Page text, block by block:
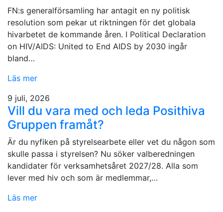
FN:s generalförsamling har antagit en ny politisk
resolution som pekar ut riktningen för det globala
hivarbetet de kommande åren. I Political Declaration
on HIV/AIDS: United to End AIDS by 2030 ingår
bland…
Läs mer
9 juli, 2026
Vill du vara med och leda Posithiva
Gruppen framåt?
Är du nyfiken på styrelsearbete eller vet du någon som
skulle passa i styrelsen? Nu söker valberedningen
kandidater för verksamhetsåret 2027/28. Alla som
lever med hiv och som är medlemmar,…
Läs mer